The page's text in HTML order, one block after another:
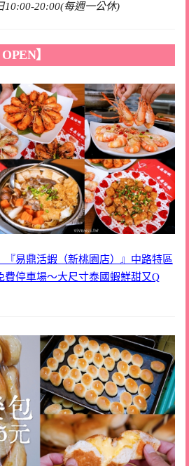
20:00(每週一公休)
】
『易鼎活蝦（新桃園店）』中路特區
費停車場～大尺寸泰國蝦鮮甜又Q